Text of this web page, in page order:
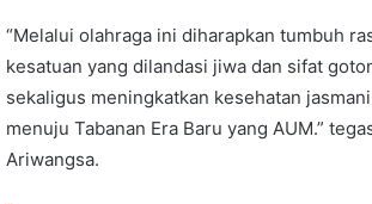
“Melalui olahraga ini diharapkan tumbuh
kesatuan yang dilandasi jiwa dan sifat
sekaligus meningkatkan kesehatan
menuju Tabanan Era Baru yang AUM.”
Ariwangsa.